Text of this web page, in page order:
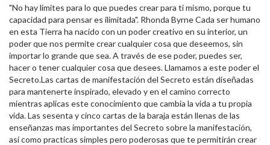
"No hay limites para lo que puedes crear para ti mismo, porque tu
capacidad para pensar es ilimitada". Rhonda Byrne Cada ser humano
en esta Tierra ha nacido con un poder creativo en su interior, un
poder que nos permite crear cualquier cosa que deseemos, sin
importar lo grande que sea. A través de ese poder, puedes ser,
hacer o tener cualquier cosa que desees. Llamamos a este poder el
Secreto.Las cartas de manifestación del Secreto están diseñadas
para mantenerte inspirado, elevado y en el camino correcto
mientras aplicas este conocimiento que cambia la vida a tu propia
vida. Las sesenta y cinco cartas de la baraja están llenas de las
enseñanzas mas importantes del Secreto sobre la manifestación,
así como practicas simples pero poderosas que te permitirán crear